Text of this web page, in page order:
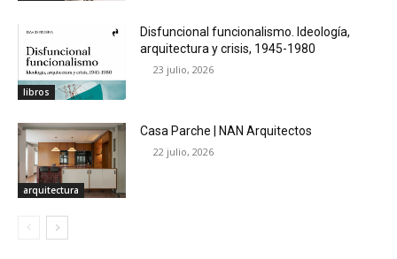
libros
Disfuncional funcionalismo. Ideología,
arquitectura y crisis, 1945-1980
23 julio, 2026
arquitectura
Casa Parche | NAN Arquitectos
22 julio, 2026